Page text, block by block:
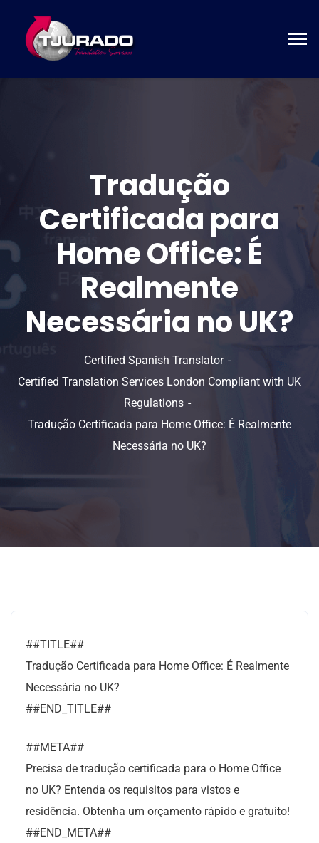
Tradução
Certificada para
Home Office: É
Realmente
Necessária no UK?
Certified Spanish Translator
Certified Translation Services London Compliant with UK
Regulations
Tradução Certificada para Home Office: É Realmente
Necessária no UK?
##TITLE##
Tradução Certificada para Home Office: É Realmente
Necessária no UK?
##END_TITLE##
##META##
Precisa de tradução certificada para o Home Office
no UK? Entenda os requisitos para vistos e
residência. Obtenha um orçamento rápido e gratuito!
##END_META##